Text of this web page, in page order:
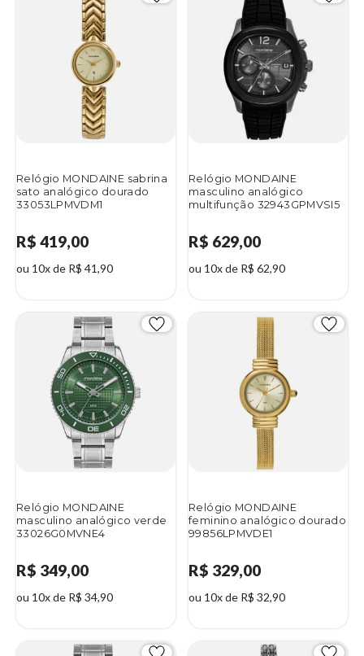
Relógio MONDAINE sabrina
sato analógico dourado
33053LPMVDM1
R$ 419,00
ou 10x de R$ 41,90
Relógio MONDAINE
masculino analógico
multifunção 32943GPMVSI5
R$ 629,00
ou 10x de R$ 62,90
Relógio MONDAINE
masculino analógico verde
33026G0MVNE4
R$ 349,00
ou 10x de R$ 34,90
Relógio MONDAINE
feminino analógico dourado
99856LPMVDE1
R$ 329,00
ou 10x de R$ 32,90